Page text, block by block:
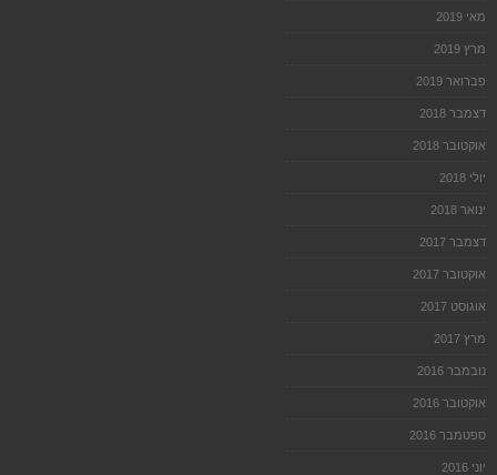
מאי 2019
מרץ 2019
פברואר 2019
דצמבר 2018
אוקטובר 2018
יולי 2018
ינואר 2018
דצמבר 2017
אוקטובר 2017
אוגוסט 2017
מרץ 2017
נובמבר 2016
אוקטובר 2016
ספטמבר 2016
יוני 2016